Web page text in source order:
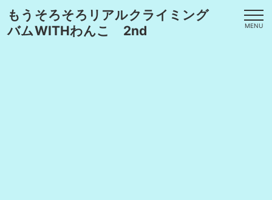
もうそろそろリアルクライミング
バムWITHわんこ 2nd
MENU